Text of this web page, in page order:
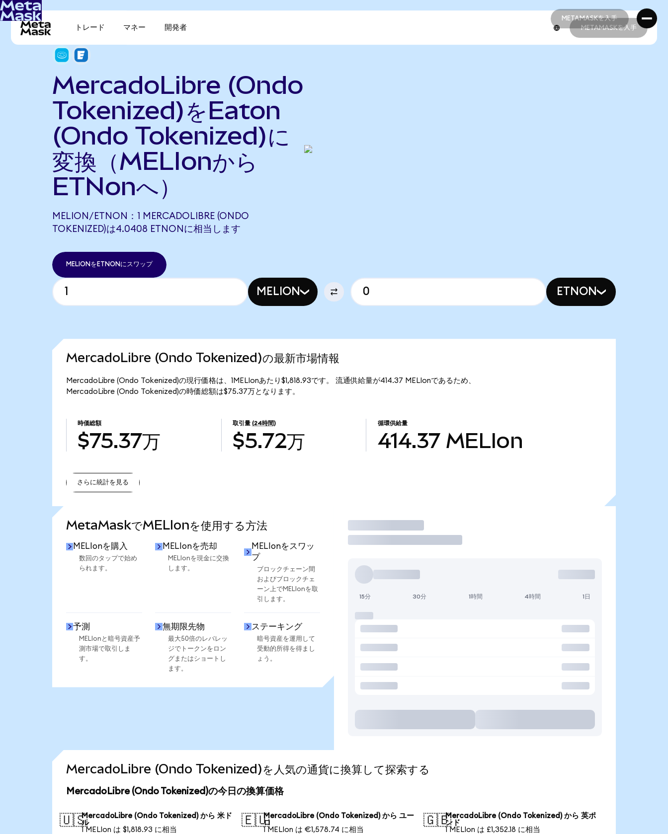
METAMASKを入手
METAMASKを入手
トレード マネー 開発者 METAMASKを入手
MercadoLibre (Ondo
Tokenized)をEaton
(Ondo Tokenized)に
変換（MELIonから
ETNonへ）
MELION/ETNON：1 MERCADOLIBRE (ONDO
TOKENIZED)は4.0408 ETNONに相当します
MELIONをETNONにスワップ
MELION ETNON
MercadoLibre (Ondo Tokenized)の最新市場情報
MercadoLibre (Ondo Tokenized)の現行価格は、1MELIonあたり$1,818.93です。 流通供給量が414.37 MELIonであるため、
MercadoLibre (Ondo Tokenized)の時価総額は$75.37万となります。
時価総額
$75.37万
取引量 (24時間)
$5.72万
循環供給量
414.37 MELIon
さらに統計を見る
MetaMaskでMELIonを使用する方法
MELIonを購入
数回のタップで始め
られます。
MELIonを売却
MELIonを現金に交換
します。
MELIonをスワッ
プ
ブロックチェーン間
およびブロックチェ
ーン上でMELIonを取
引します。
予測
MELIonと暗号資産予
測市場で取引しま
す。
無期限先物
最大50倍のレバレッ
ジでトークンをロン
グまたはショートし
ます。
ステーキング
暗号資産を運用して
受動的所得を得まし
ょう。
取引
15分 30分 1時間 4時間 1日
MercadoLibre (Ondo Tokenized)を人気の通貨に換算して探索する
MercadoLibre (Ondo Tokenized)の今日の換算価格
🇺🇸MercadoLibre (Ondo Tokenized) から 米ド
ル
1 MELIon は $1,818.93 に相当
🇪🇺MercadoLibre (Ondo Tokenized) から ユー
ロ
1 MELIon は €1,578.74 に相当
🇬🇧MercadoLibre (Ondo Tokenized) から 英ポ
ンド
1 MELIon は £1,352.18 に相当